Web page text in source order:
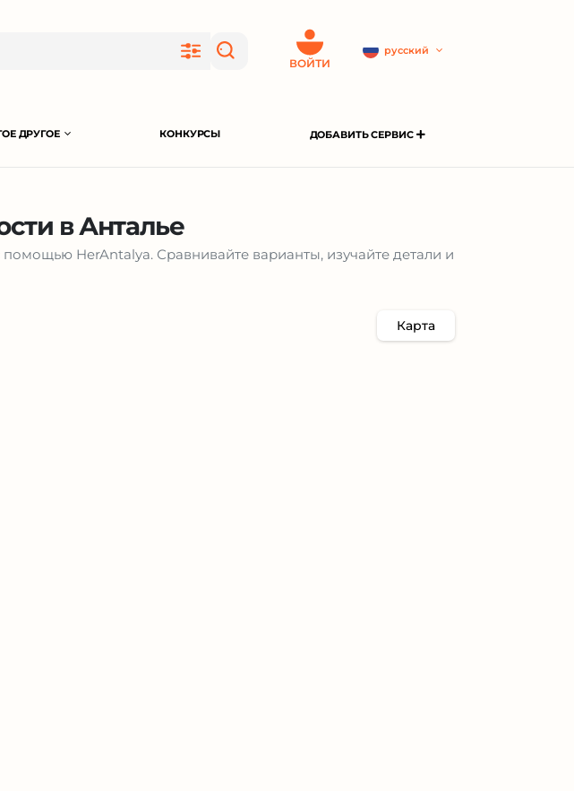
ВОЙТИ
русский
ДРУГОЕ КОНКУРСЫ ДОБАВИТЬ СЕРВИС
в Анталье
HerAntalya. Сравнивайте варианты, изучайте детали и
Карта